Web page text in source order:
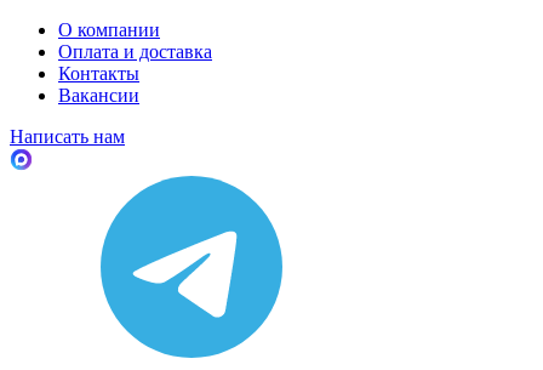
О компании
Оплата и доставка
Контакты
Вакансии
Написать нам